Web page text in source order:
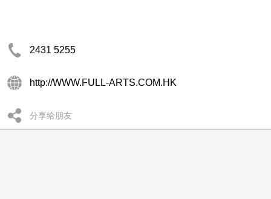
2431 5255
http://WWW.FULL-ARTS.COM.HK
分享给朋友